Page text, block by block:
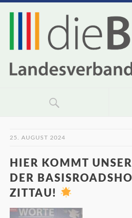
25. AUGUST 2024
HIER KOMMT
DER
ZITTAU!